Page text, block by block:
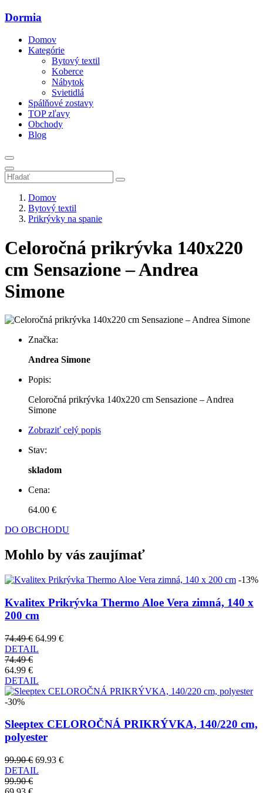
Dormia
Domov
Kategórie
Bytový textil
Koberce
Nábytok
Svietidlá
Spálňové zostavy
TOP zľavy
Obchody
Blog
Domov
Bytový textil
Prikrývky na spanie
Celoročná prikrývka 140x220
cm Sensazione – Andrea
Simone
Značka:
Andrea Simone
Popis:
Celoročná prikrývka 140x220 cm Sensazione – Andrea
Simone
Zobraziť celý popis
Stav:
skladom
Cena:
64.00 €
DO OBCHODU
Mohlo by vás zaujímať
-13%
Kvalitex Prikrývka Thermo Aloe Vera zimná, 140 x
200 cm
74.49 € 64.99 €
DETAIL
74.49 €
64.99 €
DETAIL
-30%
Sleeptex CELOROČNÁ PRIKRÝVKA, 140/220 cm,
polyester
99.90 € 69.93 €
DETAIL
99.90 €